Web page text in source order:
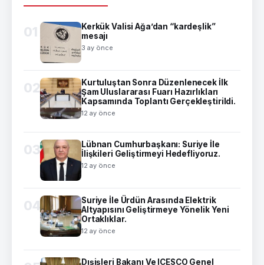
01
Kerkük Valisi Ağa’dan “kardeşlik”
mesajı
3 ay önce
02
Kurtuluştan Sonra Düzenlenecek İlk
Şam Uluslararası Fuarı Hazırlıkları
Kapsamında Toplantı Gerçekleştirildi.
12 ay önce
03
Lübnan Cumhurbaşkanı: Suriye İle
İlişkileri Geliştirmeyi Hedefliyoruz.
12 ay önce
04
Suriye İle Ürdün Arasında Elektrik
Altyapısını Geliştirmeye Yönelik Yeni
Ortaklıklar.
12 ay önce
Dışişleri Bakanı Ve ICESCO Genel